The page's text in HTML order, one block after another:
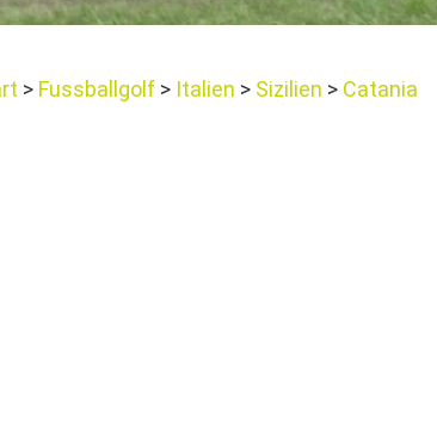
Fussballgolf Italien Sizilien Catania